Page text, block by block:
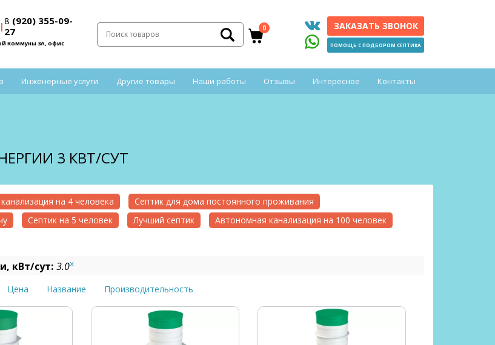
|8 (920) 355-09-
27
Коммуны 3А, офис
0 ЗАКАЗАТЬ ЗВОНОК
ПОМОЩЬ С ПОДБОРОМ СЕПТИКА
Инженерные услуги Другие товары Наши работы Отзывы Интересное Контакты
3 КВТ/СУТ
на 4 человека
Септик для дома постоянного проживания
Септик на 5 человек Лучший септик
Автономная канализация на 100 человек
кВт/сут: 3.0x
Цена Название Производительность